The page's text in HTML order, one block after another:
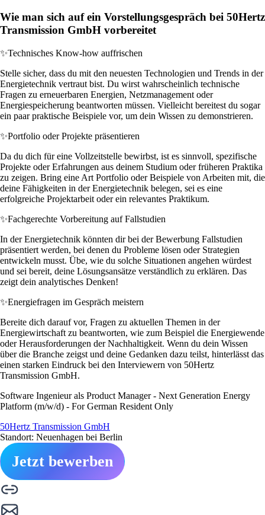
Wie man sich auf ein Vorstellungsgespräch bei 50Hertz
Transmission GmbH vorbereitet
✨Technisches Know-how auffrischen
Stelle sicher, dass du mit den neuesten Technologien und Trends in der
Energietechnik vertraut bist. Du wirst wahrscheinlich technische
Fragen zu erneuerbaren Energien, Netzmanagement oder
Energiespeicherung beantworten müssen. Vielleicht bereitest du sogar
ein paar praktische Beispiele vor, um dein Wissen zu demonstrieren.
✨Portfolio oder Projekte präsentieren
Da du dich für eine Vollzeitstelle bewirbst, ist es sinnvoll, spezifische
Projekte oder Erfahrungen aus deinem Studium oder früheren Praktika
zu zeigen. Bring eine Art Portfolio oder Beispiele von Arbeiten mit, die
deine Fähigkeiten in der Energietechnik belegen, sei es eine
erfolgreiche Projektarbeit oder ein relevantes Praktikum.
✨Fachgerechte Vorbereitung auf Fallstudien
In der Energietechnik könnten dir bei der Bewerbung Fallstudien
präsentiert werden, bei denen du Probleme lösen oder Strategien
entwickeln musst. Übe, wie du solche Situationen angehen würdest
und sei bereit, deine Lösungsansätze verständlich zu erklären. Das
zeigt dein analytisches Denken!
✨Energiefragen im Gespräch meistern
Bereite dich darauf vor, Fragen zu aktuellen Themen in der
Energiewirtschaft zu beantworten, wie zum Beispiel die Energiewende
oder Herausforderungen der Nachhaltigkeit. Wenn du dein Wissen
über die Branche zeigst und deine Gedanken dazu teilst, hinterlässt das
einen starken Eindruck bei den Interviewern von 50Hertz
Transmission GmbH.
Software Ingenieur als Product Manager - Next Generation Energy
Platform (m/w/d) - For German Resident Only
50Hertz Transmission GmbH
Standort: Neuenhagen bei Berlin
Jetzt bewerben